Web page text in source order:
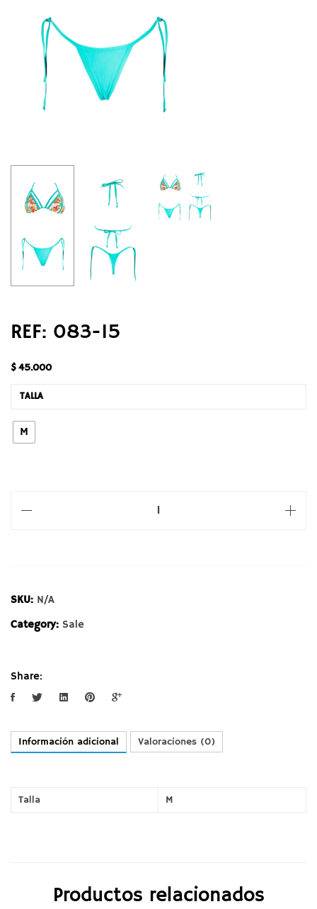
REF: 083-15
$45.000
TALLA
M
SKU: N/A
Category: Sale
Share:
Información adicional Valoraciones (0)
Talla M
Productos relacionados